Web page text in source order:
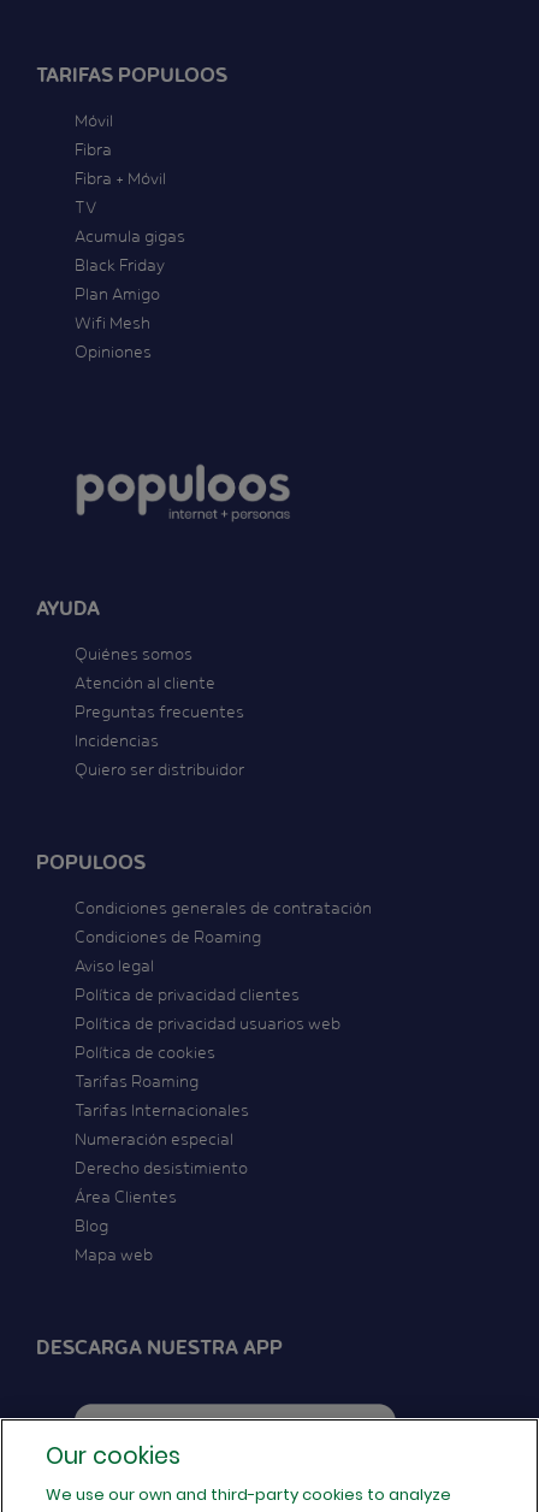
TARIFAS POPULOOS
Móvil
Fibra
Fibra + Móvil
TV
Acumula gigas
Black Friday
Plan Amigo
Wifi Mesh
Opiniones
AYUDA
Quiénes somos
Atención al cliente
Preguntas frecuentes
Incidencias
Quiero ser distribuidor
POPULOOS
Condiciones generales de contratación
Condiciones de Roaming
Aviso legal
Política de privacidad clientes
Política de privacidad usuarios web
Política de cookies
Tarifas Roaming
Tarifas Internacionales
Numeración especial
Derecho desistimiento
Área Clientes
Blog
Mapa web
DESCARGA NUESTRA APP
Our cookies
We use our own and third-party cookies to analyze